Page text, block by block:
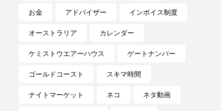
お金 アドバイザー インボイス制度
オーストラリア カレンダー
ケミストウエアーハウス ゲートナンバー
ゴールドコースト スキマ時間
ナイトマーケット ネコ ネタ動画